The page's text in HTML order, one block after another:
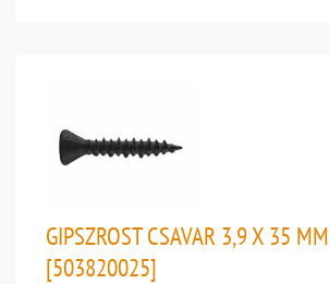
GIPSZROST CSAVAR 3,9 X 35 MM
[503820025]